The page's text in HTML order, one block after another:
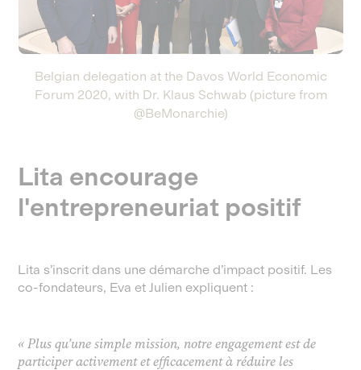
Belgian delegation at the Davos World Economic
Forum 2020, with Dr. Klaus Schwab (picture from
@BeMonarchie)
Lita encourage
l'entrepreneuriat positif
Lita s’inscrit dans une démarche d’impact positif. Les
co-fondateurs, Eva et Julien expliquent :
«Plus qu’une simple mission, notre engagement est de
participer activement et efficacement à réduire les